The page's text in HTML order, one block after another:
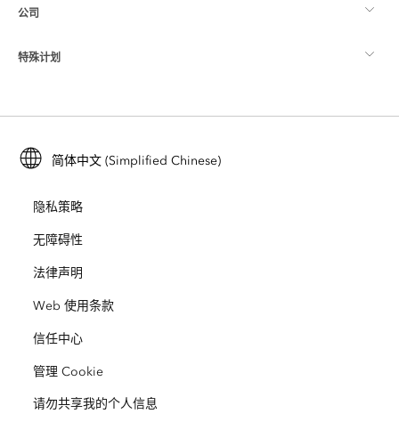
Esri Store
ArcGIS 博客
Esri 年轻专家关系网
什么是 GIS？
位置智能
培训
ArcUser
ArcNews
ArcWatch
Esri 视频
公司
关于 Esri
招贤纳士
开放视野
业务行为准则
网站地图
特殊计划
ArcGIS for Student Use
保护
教育
种族平等
简体中文 (Simplified Chinese)
隐私策略
无障碍性
法律声明
Web 使用条款
信任中心
管理 Cookie
请勿共享我的个人信息